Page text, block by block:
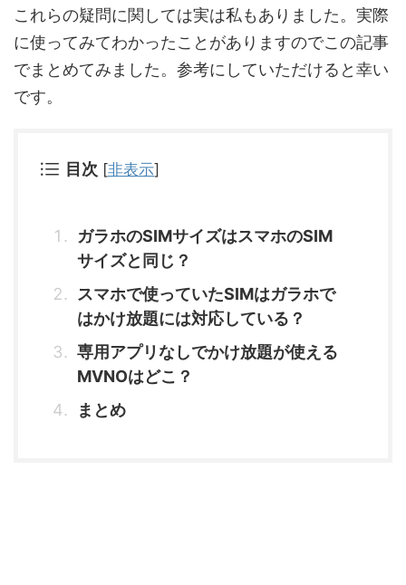
これらの疑問に関しては実は私もありました。実際
に使ってみてわかったことがありますのでこの記事
でまとめてみました。参考にしていただけると幸い
です。
目次 [非表示]
ガラホのSIMサイズはスマホのSIM
サイズと同じ？
スマホで使っていたSIMはガラホで
はかけ放題には対応している？
専用アプリなしでかけ放題が使える
MVNOはどこ？
まとめ